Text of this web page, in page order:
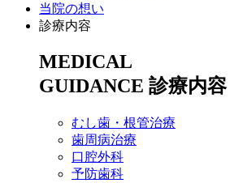
当院の想い
診療内容
MEDICAL
GUIDANCE 診療内容
むし歯・根管治療
歯周病治療
​口腔外科
予防歯科